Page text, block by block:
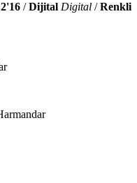
/Dijital Digital /Renkli